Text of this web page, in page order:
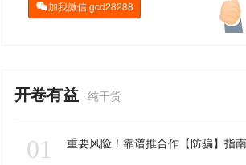
加我微信gcd28288
开卷有益 纯干货
01 重要风险！靠谱推合作【防骗】指